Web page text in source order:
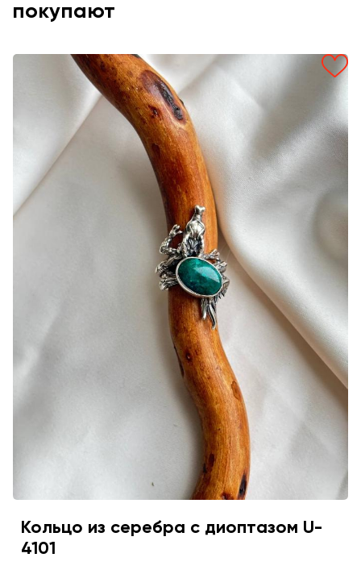
покупают
Кольцо из серебра с диоптазом U-
4101